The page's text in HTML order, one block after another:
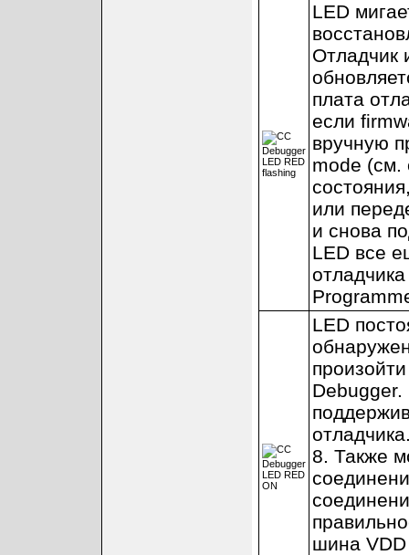
LED
Отладчик
плата
если
вручную
mode (см.
или
и снова
LED все
LED
Debugger.
8. Также
шина